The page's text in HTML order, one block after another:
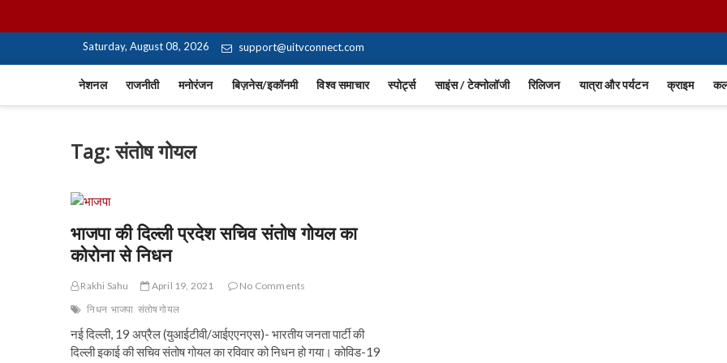
UiTV Hindi News
Saturday, August 08, 2026 support@uitvconnect.com
नेशनल राजनीती मनोरंजन बिज़नेस/इकॉनमी विश्व समाचार स्पोर्ट्स साइंस / टेक्नोलॉजी रिलिजन यात्रा और पर्यटन क्राइम
Tag:संतोष गोयल
भाजपा की दिल्ली प्रदेश सचिव संतोष गोयल का
कोरोना से निधन
Rakhi Sahu April 19, 2021
No Comments
निधन भाजपा संतोष गोयल
नई दिल्ली, 19 अप्रैल (युआईटीवी/आईएएनएस)- भारतीय जनता पार्टी की
दिल्ली इकाई की सचिव संतोष गोयल का रविवार को निधन हो गया। कोविड-19